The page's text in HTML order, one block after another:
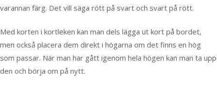
varannan färg. Det vill säga rött på svart och svart på rött.
Med korten i kortleken kan man dels lägga ut kort på bordet,
men också placera dem direkt i högarna om det finns en hög
som passar. När man har gått igenom hela högen kan man ta upp
den och börja om på nytt.